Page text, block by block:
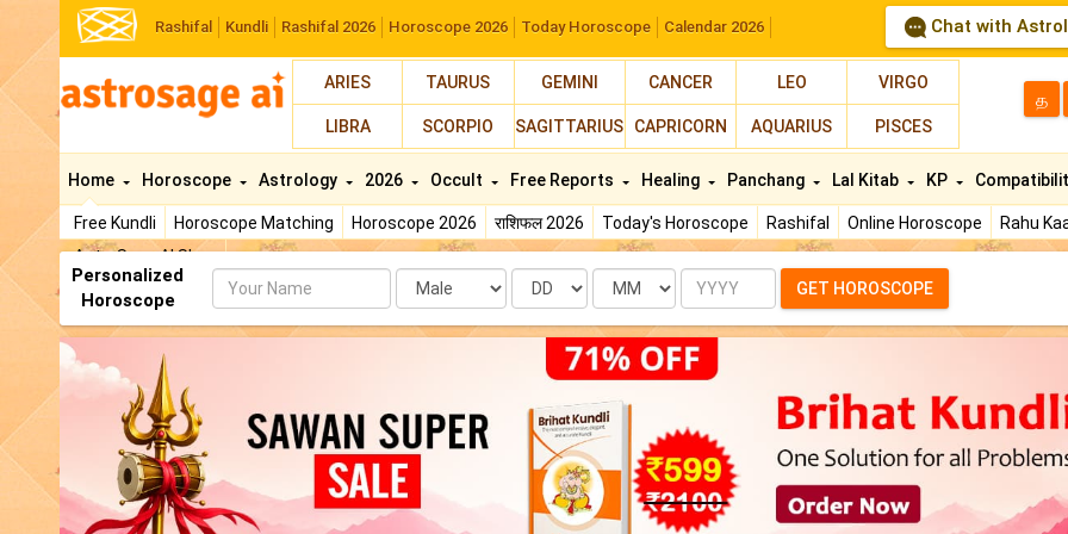
Rashifal Kundli Rashifal 2026 Horoscope 2026 Today Horoscope Calendar 2026 Chat with
ARIES TAURUS GEMINI CANCER LEO VIRGO
LIBRA SCORPIO SAGITTARIUS CAPRICORN AQUARIUS PISCES
த
Home
Free Kundli Horoscope Matching Horoscope 2026 राशिफल 2026 Today's Horoscope Rashifal Online Horoscope Rahu
AstroSage AI Shop
Horoscope Astrology 2026 Occult Free Reports Healing Panchang Lal Kitab KP
Personalized
Horoscope
Name Date Month Year GET HOROSCOPE